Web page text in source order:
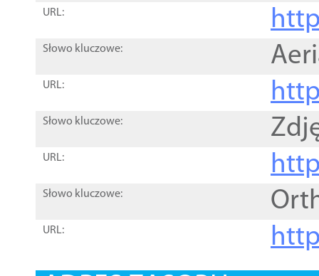
URL:
Słowo kluczowe:
URL:
Słowo kluczowe:
URL:
Słowo kluczowe:
URL: